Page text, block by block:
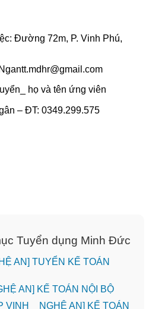
Đường 72m, P. Vinh Phú,
họ và tên ứng viên
– ĐT: 0349.299.575
Tuyển dụng Minh Đức
AN] TUYỂN KẾ TOÁN
AN] KẾ TOÁN NỘI BỘ
VINH _ NGHỆ AN] KẾ TOÁN